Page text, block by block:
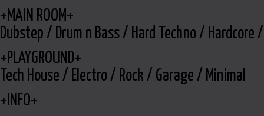
+MAIN ROOM+
Dubstep / Drum n Bass / Hard Techno / Hardcore
+PLAYGROUND+
Tech House / Electro / Rock / Garage / Minimal
+INFO+